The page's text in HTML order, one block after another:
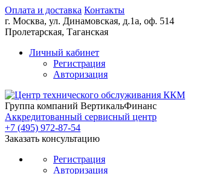
Оплата и доставка Контакты
г. Москва, ул. Динамовская, д.1а, оф. 514
Пролетарская, Таганская
Личный кабинет
Регистрация
Авторизация
Группа компаний ВертикальФинанс
Аккредитованный сервисный центр
+7 (495) 972-87-54
Заказать консультацию
Регистрация
Авторизация